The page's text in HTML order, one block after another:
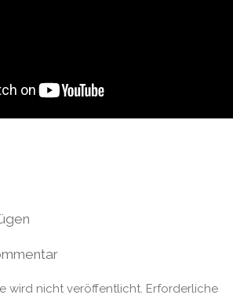
wird nicht veröffentlicht. Erforderliche